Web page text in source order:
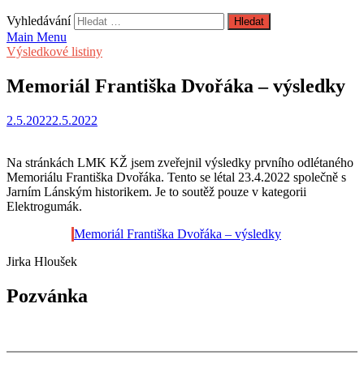
Vyhledávání
Main Menu
Výsledkové listiny
Memoriál Františka Dvořáka – výsledky
2.5.20222.5.2022
Na stránkách LMK KŽ jsem zveřejnil výsledky prvního odlétaného
Memoriálu Františka Dvořáka. Tento se létal 23.4.2022 společně s
Jarním Lánským historikem. Je to soutěž pouze v kategorii
Elektrogumák.
Memoriál Františka Dvořáka – výsledky
Jirka Hloušek
Pozvánka